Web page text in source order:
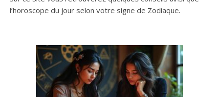
l’horoscope du jour selon votre signe de Zodiaque.